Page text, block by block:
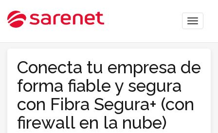
Toggle
Conecta tu empresa de
forma fiable y segura
con Fibra Segura+ (con
firewall en la nube)